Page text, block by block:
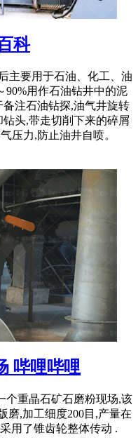
科
主要用于石油、化工、油
90%用作石油钻井中的泥
注石油钻探,油气井旋转
头,带走切削下来的碎屑
压力,防止油井自喷。
哔哩哔哩
个重晶石矿石磨粉现场,该
磨,加工细度200目,产量在
用了锥齿轮整体传动 .